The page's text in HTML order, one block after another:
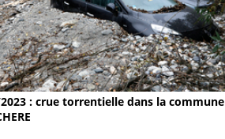
: crue torrentielle dans la commune